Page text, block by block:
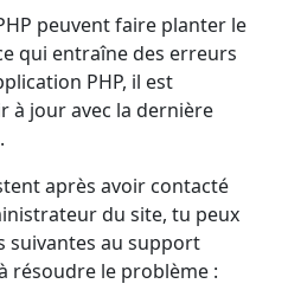
peuvent faire planter le
qui entraîne des erreurs
PHP, il est
à jour avec la dernière
après avoir contacté
du site, tu peux
au support
résoudre le problème :